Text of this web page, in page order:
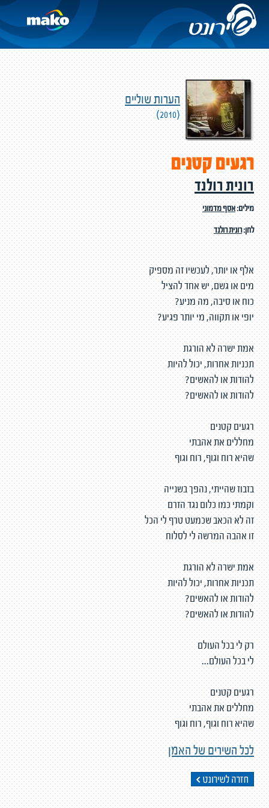
הערות שוליים
(2010)
רגעים קטנים
רונית רולנד
מילים:אסף מדמוני
לחן:רונית רולנד
אלף או יותר, לעכשיו זה מספיק
מים או גשם, יש אחד להציל
כוח או סיבה, מה מניע?
יופי או תקווה, מי יותר פגיע?
אמת ישרה לא הורגת
תכניות אחרות, יכול להיות
להודות או להאשים?
להודות או להאשים?
רגעים קטנים
מחללים את אהבתי
שהיא רוח וגוף, רוח וגוף
בזבוז שהייתי, נהפך בשנייה
וקמתי כמו כלום נגד הזרם
זה לא הכאב שכמעט טרף לי הכל
זו אהבה המרשה לי לסלוח
אמת ישרה לא הורגת
תכניות אחרות, יכול להיות
להודות או להאשים?
להודות או להאשים?
רק לי בכל העולם
לי בכל העולם...
רגעים קטנים
מחללים את אהבתי
שהיא רוח וגוף, רוח וגוף
לכל השירים של האמן